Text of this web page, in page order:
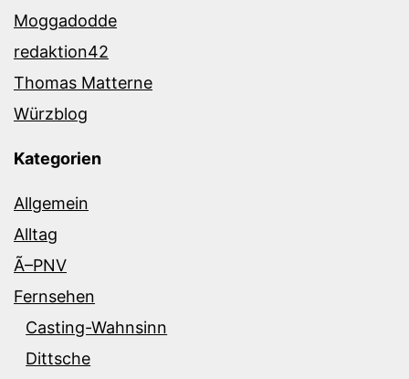
Moggadodde
redaktion42
Thomas Matterne
Würzblog
Kategorien
Allgemein
Alltag
Ã–PNV
Fernsehen
Casting-Wahnsinn
Dittsche